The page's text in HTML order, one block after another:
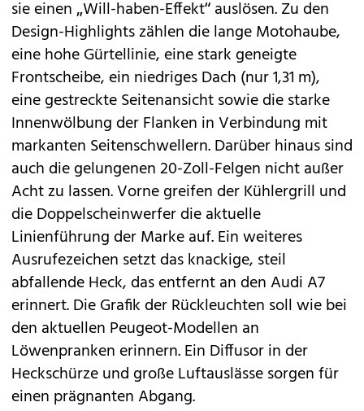
sie einen „Will-haben-Effekt“ auslösen. Zu den
Design-Highlights zählen die lange Motohaube,
eine hohe Gürtellinie, eine stark geneigte
Frontscheibe, ein niedriges Dach (nur 1,31 m),
eine gestreckte Seitenansicht sowie die starke
Innenwölbung der Flanken in Verbindung mit
markanten Seitenschwellern. Darüber hinaus sind
auch die gelungenen 20-Zoll-Felgen nicht außer
Acht zu lassen. Vorne greifen der Kühlergrill und
die Doppelscheinwerfer die aktuelle
Linienführung der Marke auf. Ein weiteres
Ausrufezeichen setzt das knackige, steil
abfallende Heck, das entfernt an den Audi A7
erinnert. Die Grafik der Rückleuchten soll wie bei
den aktuellen Peugeot-Modellen an
Löwenpranken erinnern. Ein Diffusor in der
Heckschürze und große Luftauslässe sorgen für
einen prägnanten Abgang.